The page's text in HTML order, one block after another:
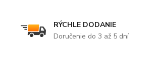
RÝCHLE DODANIE
Doručenie do 3 až 5 dní